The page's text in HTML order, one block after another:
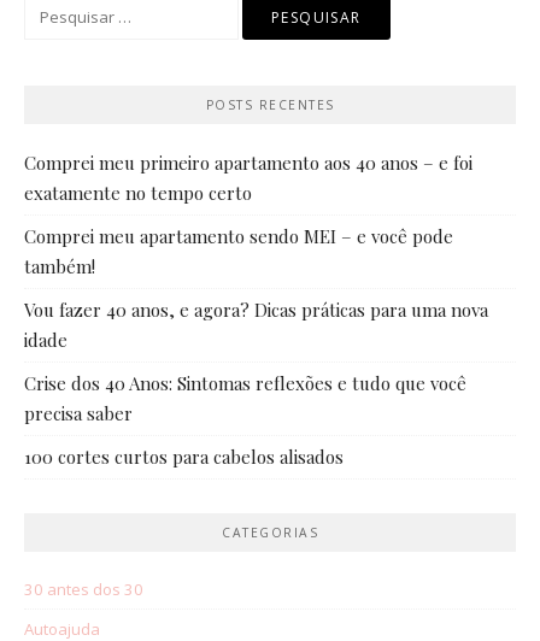
POSTS RECENTES
Comprei meu primeiro apartamento aos 40 anos – e foi
exatamente no tempo certo
Comprei meu apartamento sendo MEI – e você pode
também!
Vou fazer 40 anos, e agora? Dicas práticas para uma nova
idade
Crise dos 40 Anos: Sintomas reflexões e tudo que você
precisa saber
100 cortes curtos para cabelos alisados
CATEGORIAS
30 antes dos 30
Autoajuda